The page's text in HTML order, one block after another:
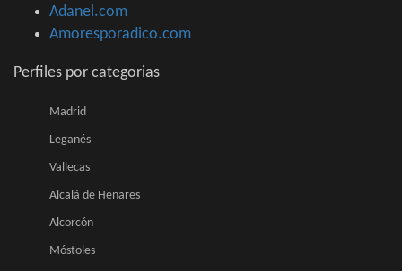
Adanel.com
Amoresporadico.com
Perfiles por categorias
Madrid
Leganés
Vallecas
Alcalá de Henares
Alcorcón
Móstoles